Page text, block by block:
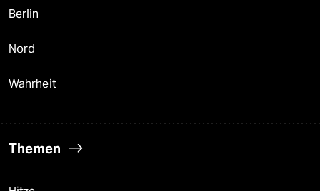
Berlin
Nord
Wahrheit
Themen